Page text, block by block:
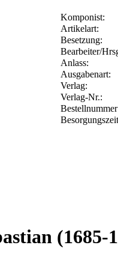
Komponist:
Artikelart:
Besetzung:
Bearbeiter/
Anlass:
Ausgabenart:
Verlag:
Verlag-Nr.:
(1685-